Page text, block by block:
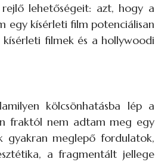
lehetőségeit: azt, hogy a
egy kísérleti film potenciálisan
filmek és a hollywoodi
kölcsönhatásba lép a
fraktól nem adtam meg egy
gyakran meglepő fordulatok,
a fragmentált jellege